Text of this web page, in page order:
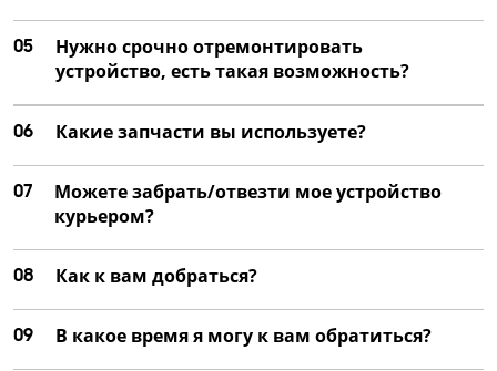
05
Нужно срочно отремонтировать
устройство, есть такая возможность?
06 Какие запчасти вы используете?
07
Можете забрать/отвезти мое устройство
курьером?
08 Как к вам добраться?
09 В какое время я могу к вам обратиться?